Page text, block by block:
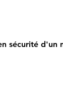
sécurité d'un